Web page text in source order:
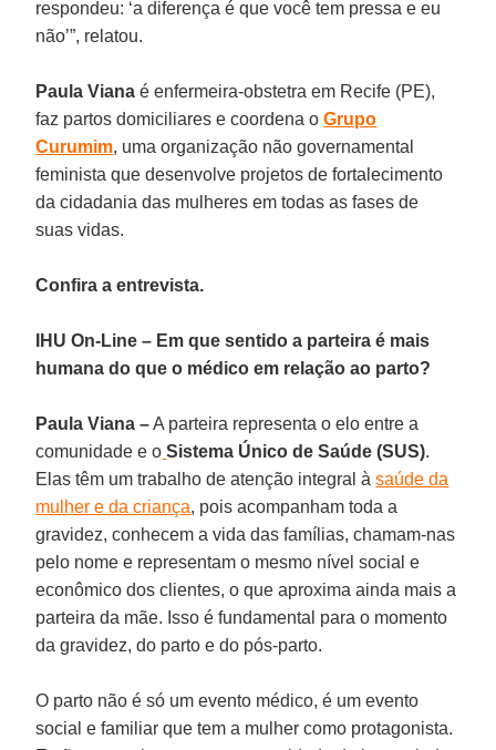
respondeu: ‘a diferença é que você tem pressa e eu
não’”, relatou.
Paula Viana é enfermeira-obstetra em Recife (PE),
faz partos domiciliares e coordena oGrupo
Curumim, uma organização não governamental
feminista que desenvolve projetos de fortalecimento
da cidadania das mulheres em todas as fases de
suas vidas.
Confira a entrevista.
IHU On-Line – Em que sentido a parteira é mais
humana do que o médico em relação ao parto?
Paula Viana –A parteira representa o elo entre a
comunidade e o Sistema Único de Saúde (SUS).
Elas têm um trabalho de atenção integral àsaúde da
mulher e da criança, pois acompanham toda a
gravidez, conhecem a vida das famílias, chamam-nas
pelo nome e representam o mesmo nível social e
econômico dos clientes, o que aproxima ainda mais a
parteira da mãe. Isso é fundamental para o momento
da gravidez, do parto e do pós-parto.
O parto não é só um evento médico, é um evento
social e familiar que tem a mulher como protagonista.